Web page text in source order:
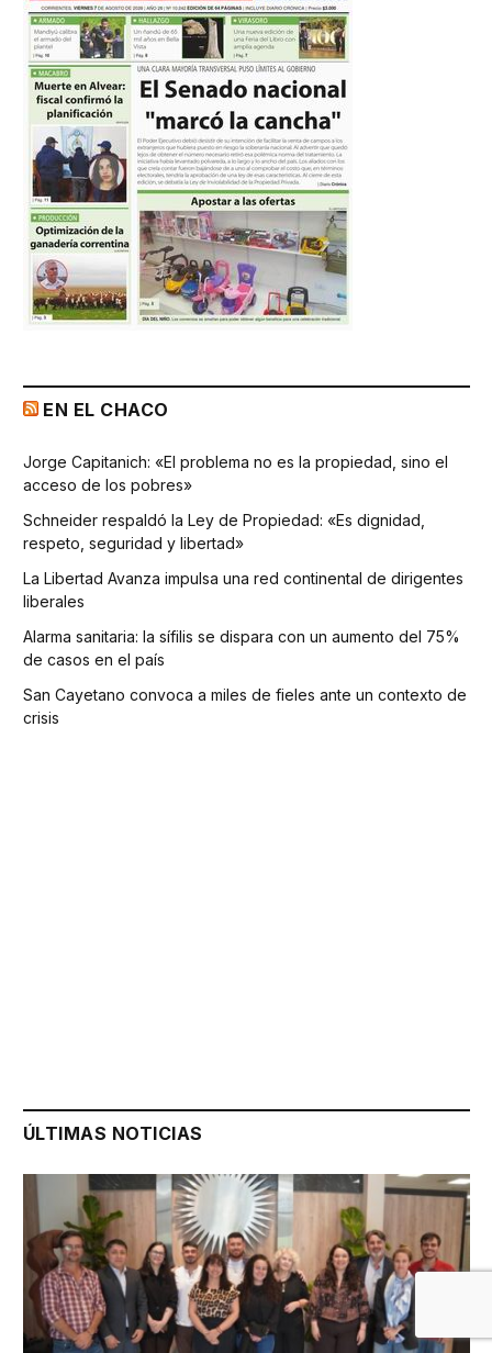
EN EL CHACO
Jorge Capitanich: «El problema no es la propiedad, sino el
acceso de los pobres»
Schneider respaldó la Ley de Propiedad: «Es dignidad,
respeto, seguridad y libertad»
La Libertad Avanza impulsa una red continental de dirigentes
liberales
Alarma sanitaria: la sífilis se dispara con un aumento del 75%
de casos en el país
San Cayetano convoca a miles de fieles ante un contexto de
crisis
ÚLTIMAS NOTICIAS